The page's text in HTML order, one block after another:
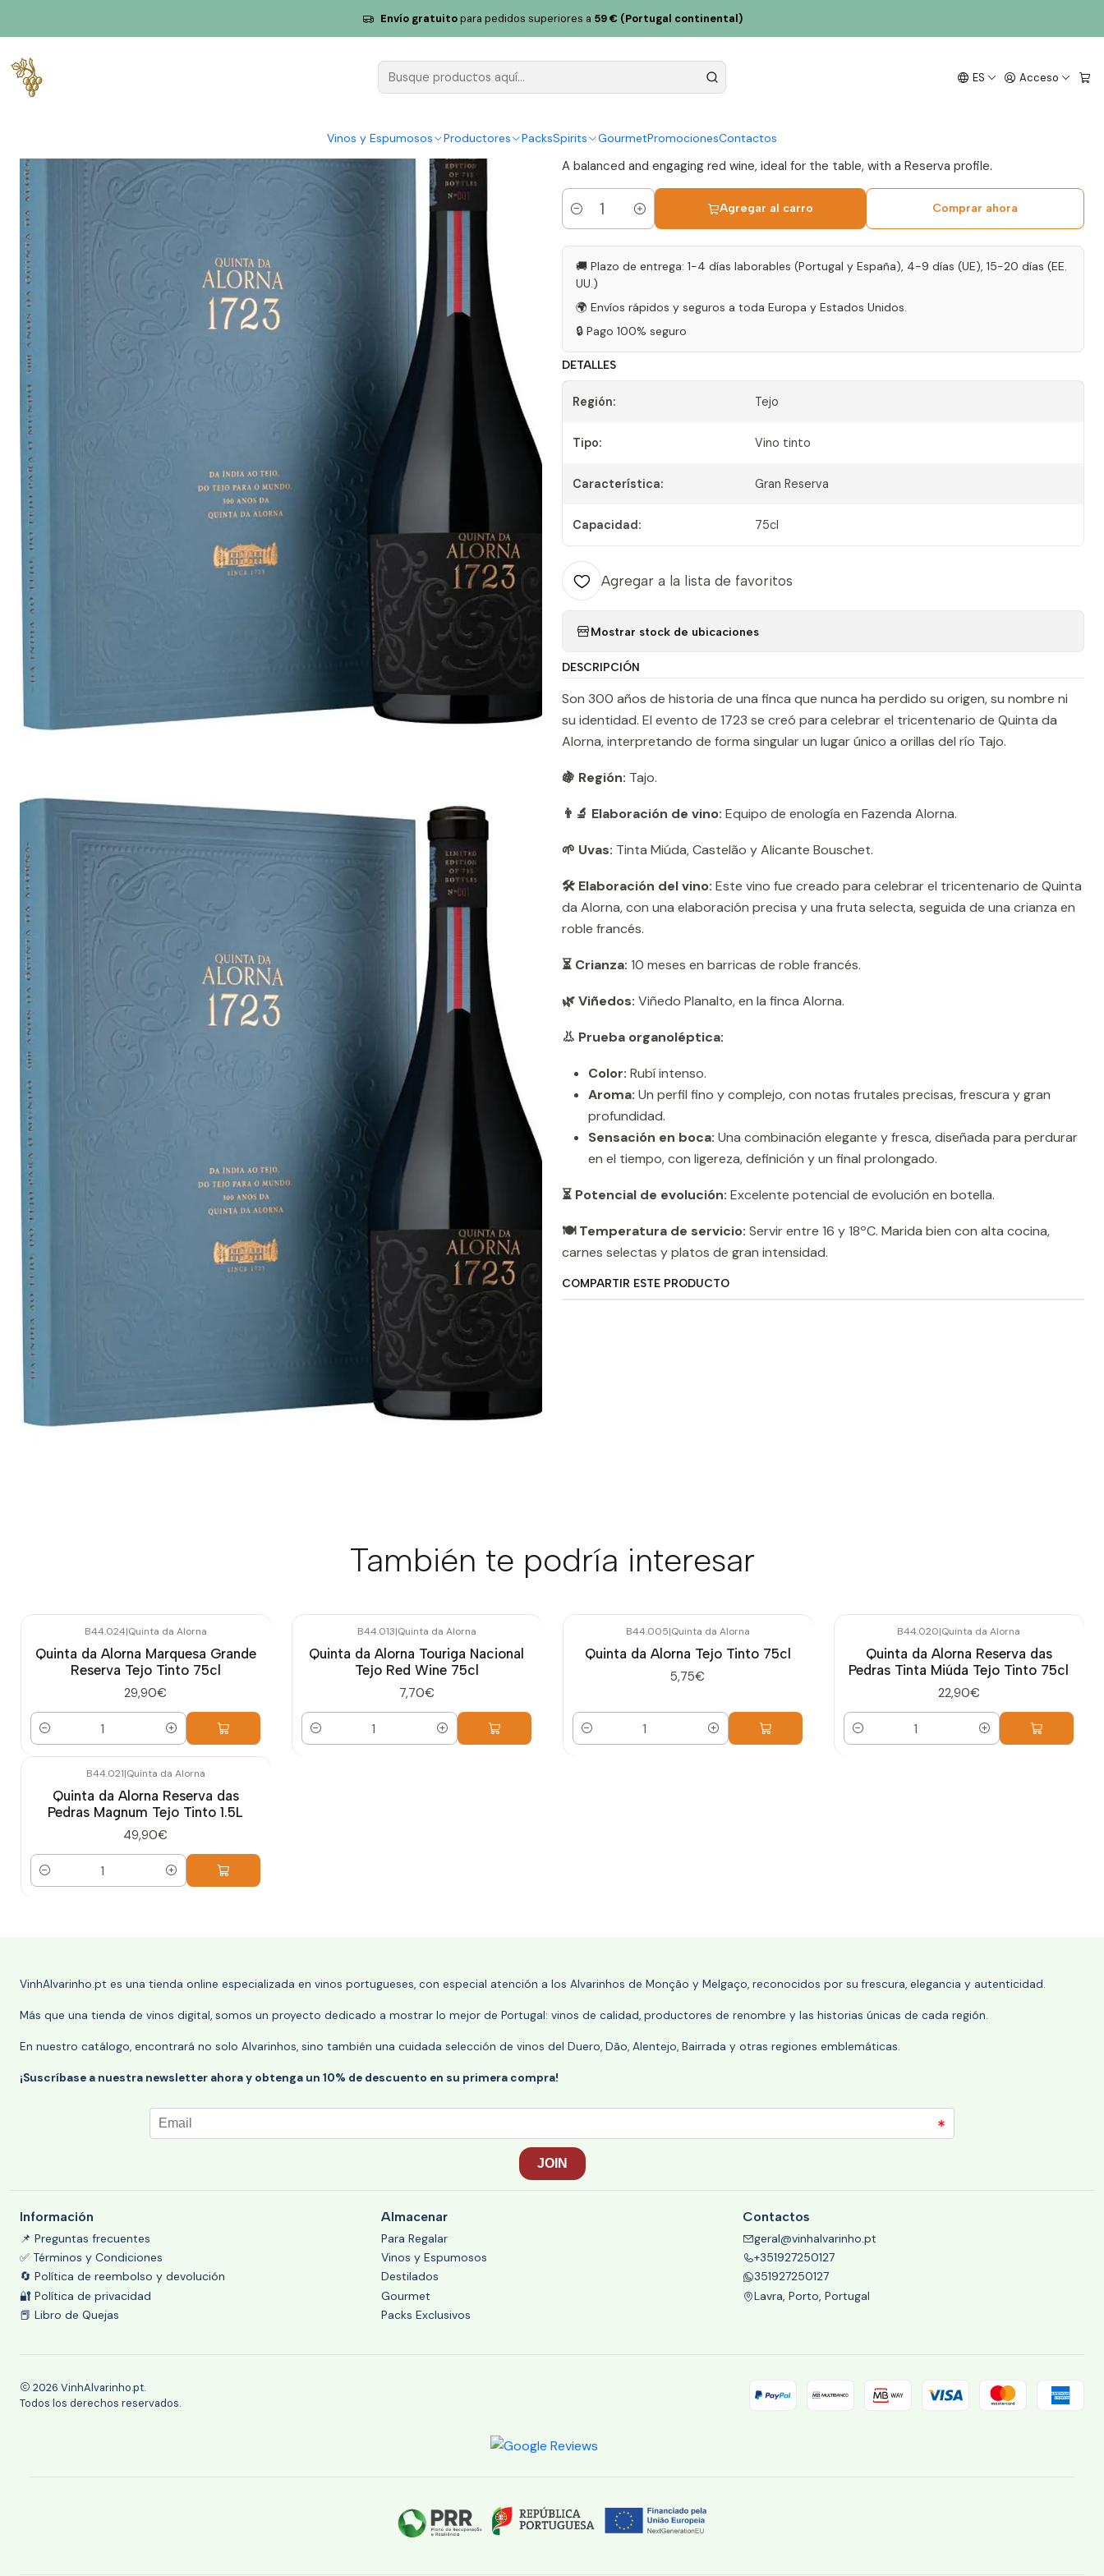
ES Acceso
Vinos y Espumosos Productores PacksSpirits GourmetPromocionesContactos
Envío gratuitopara pedidos superiores a 59 € (Portugal continental)
Quinta da Alorna Grande Reserva 1723 Tejo Tinto 75cl
Quinta da Alorna Grande Reserva
|
A balanced and engaging red wine, ideal for the table, with a Reserva profile.
Cantidad
Agregar al carro Comprar ahora
🚚 Plazo de entrega: 1-4 días laborables (Portugal y España), 4-9 días (UE), 15-20 días (EE.
UU.)
🌍 Envíos rápidos y seguros a toda Europa y Estados Unidos.
🔒 Pago 100% seguro
DETALLES
Región: Tejo
Tipo: Vino tinto
Característica: Gran Reserva
Capacidad: 75cl
Agregar a la lista de favoritos
Mostrar stock de ubicaciones
DESCRIPCIÓN
Son 300 años de historia de una finca que nunca ha perdido su origen, su nombre ni
su identidad. El evento de 1723 se creó para celebrar el tricentenario de Quinta da
Alorna, interpretando de forma singular un lugar único a orillas del río Tajo.
🍇 Región: Tajo.
👨‍🔬 Elaboración de vino: Equipo de enología en Fazenda Alorna.
🌱 Uvas: Tinta Miúda, Castelão y Alicante Bouschet.
🛠️ Elaboración del vino: Este vino fue creado para celebrar el tricentenario de Quinta
da Alorna, con una elaboración precisa y una fruta selecta, seguida de una crianza en
roble francés.
⏳ Crianza: 10 meses en barricas de roble francés.
🌿 Viñedos: Viñedo Planalto, en la finca Alorna.
👃 Prueba organoléptica:
Color: Rubí intenso.
Aroma: Un perfil fino y complejo, con notas frutales precisas, frescura y gran
profundidad.
Sensación en boca: Una combinación elegante y fresca, diseñada para perdurar
en el tiempo, con ligereza, definición y un final prolongado.
⏳ Potencial de evolución: Excelente potencial de evolución en botella.
🍽️ Temperatura de servicio: Servir entre 16 y 18ºC. Marida bien con alta cocina,
carnes selectas y platos de gran intensidad.
COMPARTIR ESTE PRODUCTO
También te podría interesar
B44.024|Quinta da Alorna
Quinta da Alorna Marquesa Grande
Reserva Tejo Tinto 75cl
29,90€
Cantidad
B44.013|Quinta da Alorna
Quinta da Alorna Touriga Nacional
Tejo Red Wine 75cl
7,70€
Cantidad
B44.005|Quinta da Alorna
Quinta da Alorna Tejo Tinto 75cl
5,75€
Cantidad
B44.020|Quinta da Alorna
Quinta da Alorna Reserva das
Pedras Tinta Miúda Tejo Tinto 75cl
22,90€
Cantidad
B44.021|Quinta da Alorna
Quinta da Alorna Reserva das
Pedras Magnum Tejo Tinto 1.5L
49,90€
Cantidad
VinhAlvarinho.pt es una tienda online especializada en vinos portugueses, con especial atención a los Alvarinhos de Monção y Melgaço, reconocidos por su frescura, elegancia y autenticidad.
Más que una tienda de vinos digital, somos un proyecto dedicado a mostrar lo mejor de Portugal: vinos de calidad, productores de renombre y las historias únicas de cada región.
En nuestro catálogo, encontrará no solo Alvarinhos, sino también una cuidada selección de vinos del Duero, Dão, Alentejo, Bairrada y otras regiones emblemáticas.
¡Suscríbase a nuestra newsletter ahora y obtenga un 10% de descuento en su primera compra!
Información
📌 Preguntas frecuentes
✅ Términos y Condiciones
🔄 Política de reembolso y devolución
🔐 Política de privacidad
📕 Libro de Quejas
Almacenar
Para Regalar
Vinos y Espumosos
Destilados
Gourmet
Packs Exclusivos
Contactos
geral@vinhalvarinho.pt
+351927250127
351927250127
Lavra, Porto, Portugal
2026 VinhAlvarinho.pt.
Todos los derechos reservados.